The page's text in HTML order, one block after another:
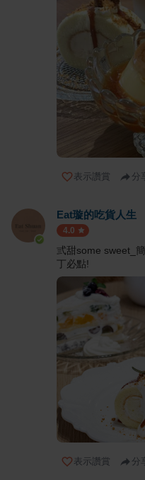
表示讚賞 分
Eat璇的吃貨人生
4.0
弎甜some sweet_
丁必點!
表示讚賞 分